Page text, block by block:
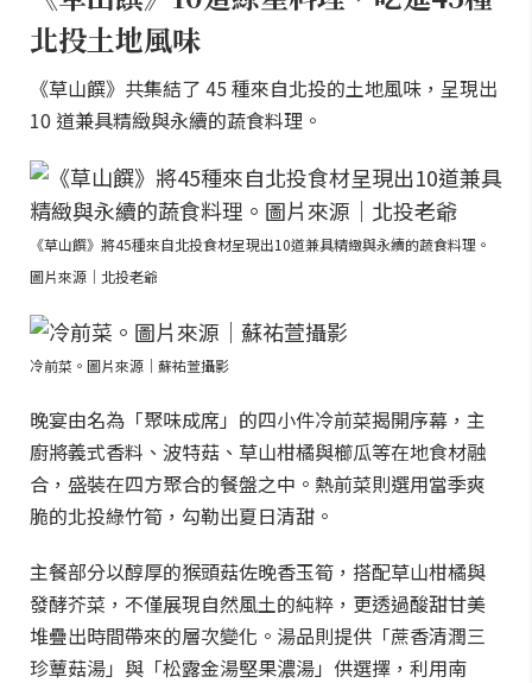
北投土地風味
《草山饌》共集結了 45 種來自北投的土地風味，呈現出
10 道兼具精緻與永續的蔬食料理。
《草山饌》將45種來自北投食材呈現出10道兼具精緻與永續的蔬食料理。
圖片來源｜北投老爺
冷前菜。圖片來源｜蘇祐萱攝影
晚宴由名為「聚味成席」的四小件冷前菜揭開序幕，主
廚將義式香料、波特菇、草山柑橘與櫛瓜等在地食材融
合，盛裝在四方聚合的餐盤之中。熱前菜則選用當季爽
脆的北投綠竹筍，勾勒出夏日清甜。
主餐部分以醇厚的猴頭菇佐晚香玉筍，搭配草山柑橘與
發酵芥菜，不僅展現自然風土的純粹，更透過酸甜甘美
堆疊出時間帶來的層次變化。湯品則提供「蔗香清潤三
珍蕈菇湯」與「松露金湯堅果濃湯」供選擇，利用南